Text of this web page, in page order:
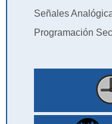
Señales
Programación